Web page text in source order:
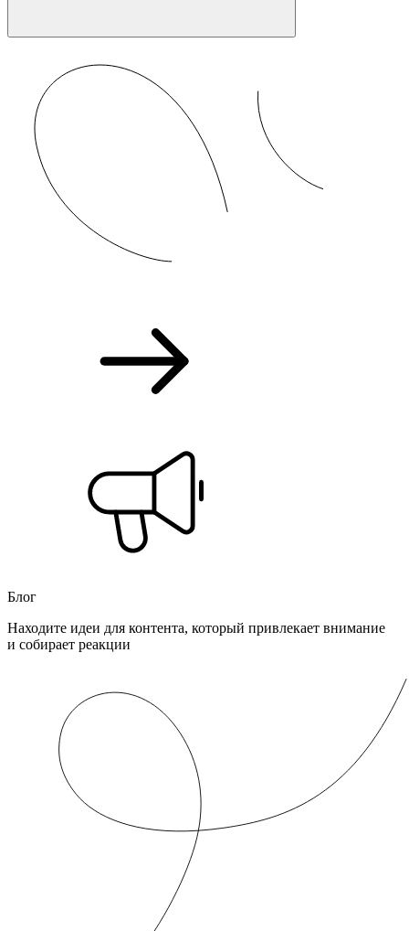
Блог
Находите идеи для контента, который привлекает внимание
и собирает реакции